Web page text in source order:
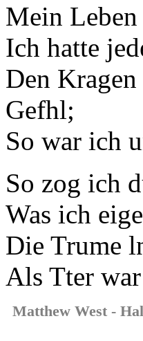
Mein Leben
Ich hatte
Den
Gefhl;
So war ich
So zog ich
Was ich
Die Trume
Als Tter
Matthew West -